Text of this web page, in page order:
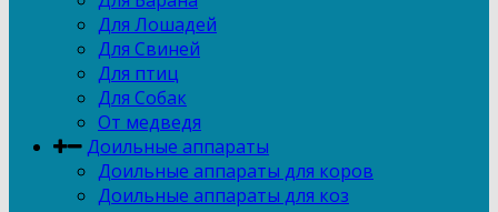
Для Лошадей
Для Свиней
Для птиц
Для Собак
От медведя
Доильные аппараты
Доильные аппараты для коров
Доильные аппараты для коз